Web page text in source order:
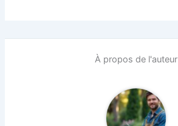
À propos de l'auteur